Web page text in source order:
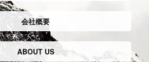
会社概要
ABOUT US